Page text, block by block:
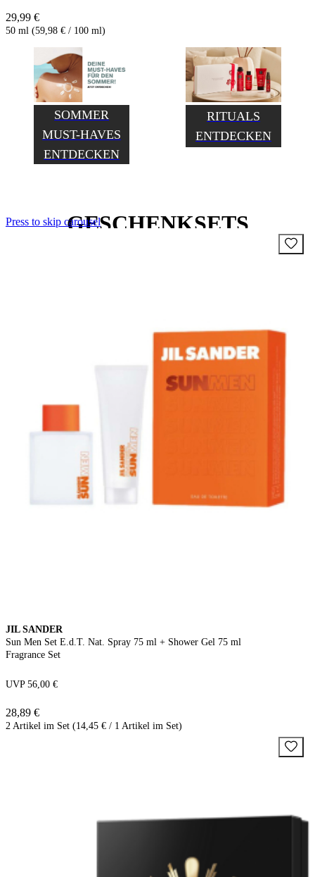
29,99 €
50 ml (59,98 € / 100 ml)
SOMMER
MUST-HAVES
ENTDECKEN
RITUALS
ENTDECKEN
GESCHENKSETS
Press to skip carousel
JIL SANDER
Sun Men Set E.d.T. Nat. Spray 75 ml + Shower Gel 75 ml
Fragrance Set
UVP 56,00 €
28,89 €
2 Artikel im Set (14,45 € / 1 Artikel im Set)